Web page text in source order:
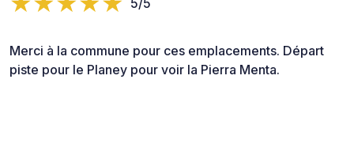
Merci à la commune pour ces emplacements. Départ
piste pour le Planey pour voir la Pierra Menta.